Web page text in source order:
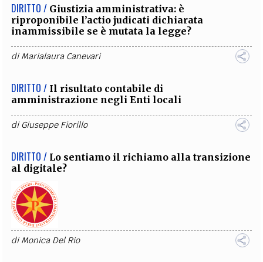
DIRITTO / Giustizia amministrativa: è
riproponibile l’actio judicati dichiarata
inammissibile se è mutata la legge?
diMarialaura Canevari
DIRITTO / Il risultato contabile di
amministrazione negli Enti locali
diGiuseppe Fiorillo
DIRITTO / Lo sentiamo il richiamo alla transizione
al digitale?
diMonica Del Rio